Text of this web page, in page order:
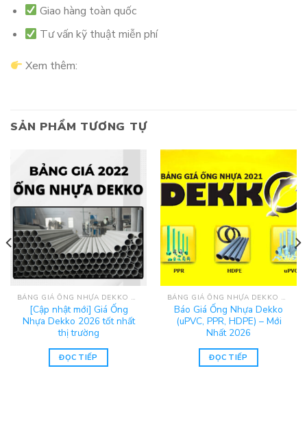
Giao hàng toàn quốc
Tư vấn kỹ thuật miễn phí
Xem thêm:
SẢN PHẨM TƯƠNG TỰ
BẢNG GIÁ ỐNG NHỰA DEKKO 2025
[Cập nhật mới] Giá Ống
Nhựa Dekko 2026 tốt nhất
thị trường
ĐỌC TIẾP
BẢNG GIÁ ỐNG NHỰA DEKKO 2025
Báo Giá Ống Nhựa Dekko
(uPVC, PPR, HDPE) – Mới
Nhất 2026
ĐỌC TIẾP